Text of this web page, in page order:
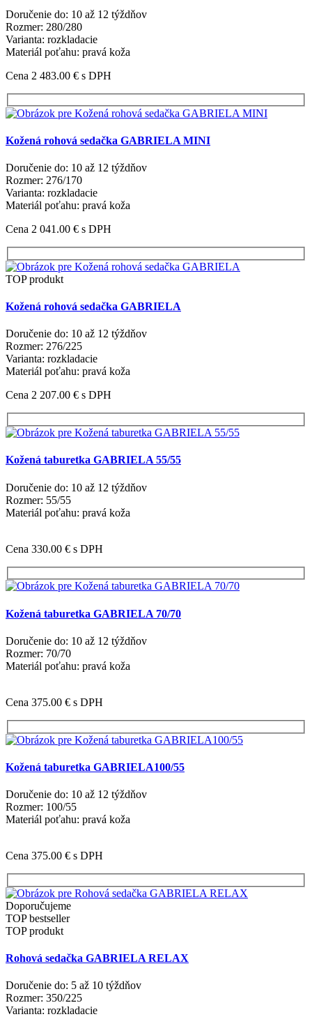
Doručenie do: 10 až 12 týždňov
Rozmer: 280/280
Varianta: rozkladacie
Materiál poťahu: pravá koža
Cena 2 483.00 € s DPH
Kožená rohová sedačka GABRIELA MINI
Doručenie do: 10 až 12 týždňov
Rozmer: 276/170
Varianta: rozkladacie
Materiál poťahu: pravá koža
Cena 2 041.00 € s DPH
TOP produkt
Kožená rohová sedačka GABRIELA
Doručenie do: 10 až 12 týždňov
Rozmer: 276/225
Varianta: rozkladacie
Materiál poťahu: pravá koža
Cena 2 207.00 € s DPH
Kožená taburetka GABRIELA 55/55
Doručenie do: 10 až 12 týždňov
Rozmer: 55/55
Materiál poťahu: pravá koža
Cena 330.00 € s DPH
Kožená taburetka GABRIELA 70/70
Doručenie do: 10 až 12 týždňov
Rozmer: 70/70
Materiál poťahu: pravá koža
Cena 375.00 € s DPH
Kožená taburetka GABRIELA100/55
Doručenie do: 10 až 12 týždňov
Rozmer: 100/55
Materiál poťahu: pravá koža
Cena 375.00 € s DPH
Doporučujeme
TOP bestseller
TOP produkt
Rohová sedačka GABRIELA RELAX
Doručenie do: 5 až 10 týždňov
Rozmer: 350/225
Varianta: rozkladacie